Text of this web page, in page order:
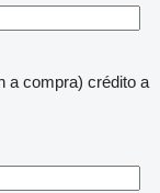
a compra) crédito a